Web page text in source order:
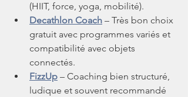
(HIIT, force, yoga, mobilité).
Decathlon Coach – Très bon choix
gratuit avec programmes variés et
compatibilité avec objets
connectés.
FizzUp – Coaching bien structuré,
ludique et souvent recommandé